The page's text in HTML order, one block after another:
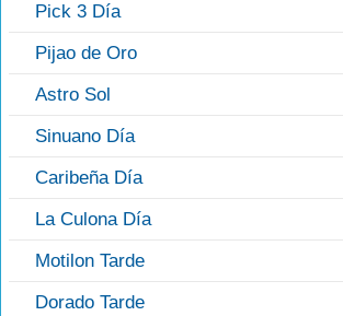
Pick 3 Día
Pijao de Oro
Astro Sol
Sinuano Día
Caribeña Día
La Culona Día
Motilon Tarde
Dorado Tarde